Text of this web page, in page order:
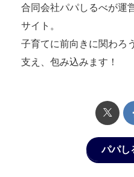
合同会社パパしるべが運
サイト。
子育てに前向きに関わろ
支え、包み込みます！
パパし